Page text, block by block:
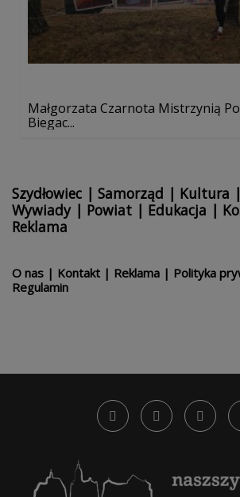
Małgorzata Czarnota Mistrzynią
Biegac...
Szydłowiec | Samorząd | Kultura |
Wywiady| Powiat | Edukacja |
Reklama
O nas | Kontakt | Reklama | Polityka
Regulamin